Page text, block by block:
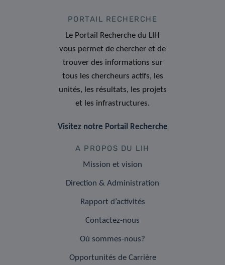
PORTAIL RECHERCHE
Le Portail Recherche du LIH
vous permet de chercher et de
trouver des informations sur
tous les chercheurs actifs, les
unités, les résultats, les projets
et les infrastructures.
Visitez notre Portail Recherche
A PROPOS DU LIH
Mission et vision
Direction & Administration
Rapport d’activités
Contactez-nous
Où sommes-nous?
Opportunités de Carrière